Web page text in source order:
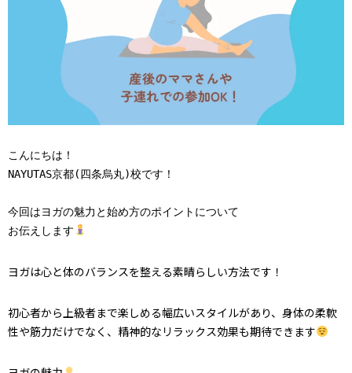
こんにちは！
NAYUTAS京都(四条烏丸)校です！
今回はヨガの魅力と始め方のポイントについて
お伝えします
ヨガは心と体のバランスを整える素晴らしい方法です！
初心者から上級者まで楽しめる幅広いスタイルがあり、身体の柔軟
性や筋力だけでなく、精神的なリラックス効果も期待できます